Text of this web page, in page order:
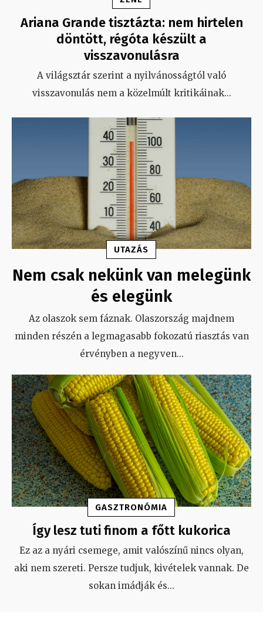
Ariana Grande tisztázta: nem hirtelen
döntött, régóta készült a
visszavonulásra
A világsztár szerint a nyilvánosságtól való
visszavonulás nem a közelmúlt kritikáinak...
UTAZÁS
Nem csak nekünk van melegünk
és elegünk
Az olaszok sem fáznak. Olaszország majdnem
minden részén a legmagasabb fokozatú riasztás van
érvényben a negyven...
GASZTRONÓMIA
Így lesz tuti finom a főtt kukorica
Ez az a nyári csemege, amit valószínű nincs olyan,
aki nem szereti. Persze tudjuk, kivételek vannak. De
sokan imádják és...